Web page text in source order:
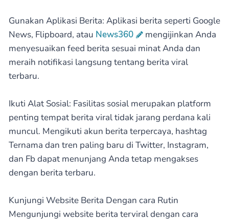
Gunakan Aplikasi Berita: Aplikasi berita seperti Google
News, Flipboard, atau News360
mengijinkan Anda
menyesuaikan feed berita sesuai minat Anda dan
meraih notifikasi langsung tentang berita viral
terbaru.
Ikuti Alat Sosial: Fasilitas sosial merupakan platform
penting tempat berita viral tidak jarang perdana kali
muncul. Mengikuti akun berita terpercaya, hashtag
Ternama dan tren paling baru di Twitter, Instagram,
dan Fb dapat menunjang Anda tetap mengakses
dengan berita terbaru.
Kunjungi Website Berita Dengan cara Rutin
Mengunjungi website berita terviral dengan cara